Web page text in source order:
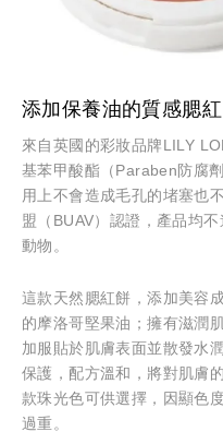
添加保養油的質感腮紅
來自英國的彩妝品牌LILY
基苯甲酸酯（Paraben防腐
用上不會造成毛孔的堵塞也
盟（BUAV）認證，產品均
動物。
這款天然腮紅餅，添加美容
的摩洛哥堅果油；擁有滋潤
加服貼於肌膚表面並散發水
保護，配方溫和，將對肌膚
款珠光色可供選擇，因顯色
過重。